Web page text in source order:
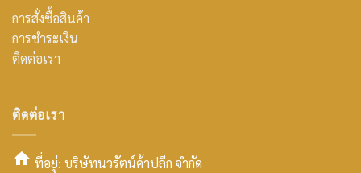
การสั่งซื้อสินค้า
การชำระเงิน
ติดต่อเรา
ติดต่อเรา
ที่อยู่: บริษัทนวรัตน์ค้าปลีก จำกัด